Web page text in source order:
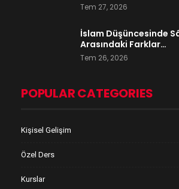
Tem 27, 2026
İslam Düşüncesinde
Arasındaki Farklar…
Tem 26, 2026
POPULAR CATEGORIES
Kişisel Gelişim
Özel Ders
Kurslar